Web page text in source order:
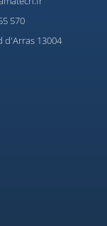
570
d'Arras 13004